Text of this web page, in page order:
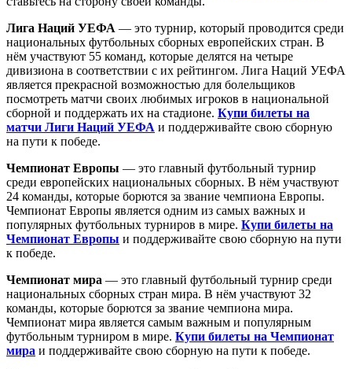
Лига Наций УЕФА — это турнир, который проводится среди
национальных футбольных сборных европейских стран. В
нём участвуют 55 команд, которые делятся на четыре
дивизиона в соответствии с их рейтингом. Лига Наций УЕФА
является прекрасной возможностью для болельщиков
посмотреть матчи своих любимых игроков в национальной
сборной и поддержать их на стадионе. Купи билеты на
матчи Лиги Наций УЕФА и поддерживайте свою сборную
на пути к победе.
Чемпионат Европы — это главный футбольный турнир
среди европейских национальных сборных. В нём участвуют
24 команды, которые борются за звание чемпиона Европы.
Чемпионат Европы является одним из самых важных и
популярных футбольных турниров в мире. Купи билеты на
Чемпионат Европы и поддерживайте свою сборную на пути
к победе.
Чемпионат мира — это главный футбольный турнир среди
национальных сборных стран мира. В нём участвуют 32
команды, которые борются за звание чемпиона мира.
Чемпионат мира является самым важным и популярным
футбольным турниром в мире. Купи билеты на Чемпионат
мира и поддерживайте свою сборную на пути к победе.